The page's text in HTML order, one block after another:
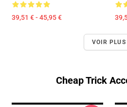
39,51 € - 45,95 €
VOIR PLUS
Cheap Trick